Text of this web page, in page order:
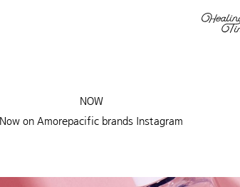
NOW
Now on Amorepacific brands Instagram